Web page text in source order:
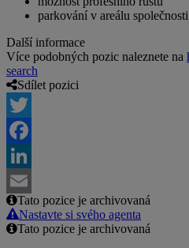
parkování v areálu společnosti
Další informace
Více podobných pozic naleznete na
search
Sdílet pozici
Twitter
Facebook
LinkedIn
Email
Tato pozice je archivovaná
Nastavte si svého agenta
Tato pozice je archivovaná